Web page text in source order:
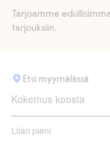
Tarjoamme
tarjouksiin.
Etsi myymälässä
Kokemus koosta
Liian pieni
/